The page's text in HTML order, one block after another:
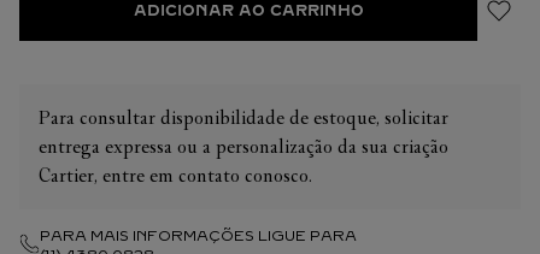
ADICIONAR AO CARRINHO
Para consultar disponibilidade de estoque, solicitar
entrega expressa ou a personalização da sua criação
Cartier, entre em contato conosco.
PARA MAIS INFORMAÇÕES LIGUE PARA